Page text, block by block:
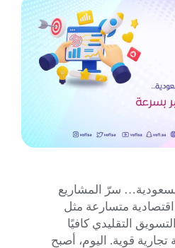
سرّ المشاريع
متسارعة مثل
التقليدي كافيًا
تجارية قوية. اليوم، أصبح